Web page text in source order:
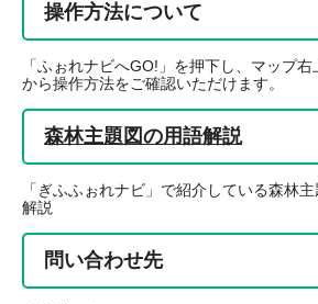
操作方法について
「ふぉれナビへGO!」を押下し、マップ右
から操作方法をご確認いただけます。
森林主題図の用語解説
「ぎふふぉれナビ」で紹介している森林
解説
問い合わせ先